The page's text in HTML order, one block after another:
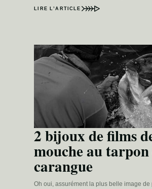
LIRE L’ARTICLE
2 bijoux de films
mouche au
carangue
Oh oui, assurément la plus belle image